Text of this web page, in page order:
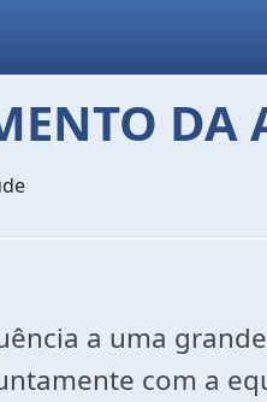
DA
a uma
com a